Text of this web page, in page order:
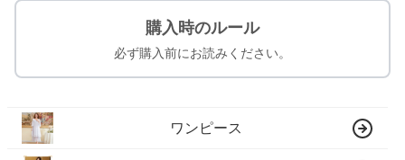
購入時のルール
必ず購入前にお読みください。
ワンピース